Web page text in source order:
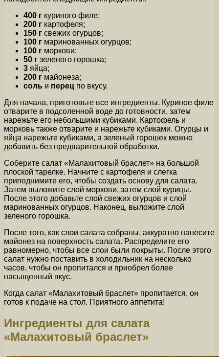
400 г куриного филе;
200 г картофеля;
150 г свежих огурцов;
100 г маринованных огурцов;
100 г моркови;
50 г зеленого горошка;
3 яйца;
200 г майонеза;
соль и перец по вкусу.
Для начала, приготовьте все ингредиенты. Куриное филе
отварите в подсоленной воде до готовности, затем
нарежьте его небольшими кубиками. Картофель и
морковь также отварите и нарежьте кубиками. Огурцы и
яйца нарежьте кубиками, а зеленый горошек можно
добавить без предварительной обработки.
Соберите салат «Малахитовый браслет» на большой
плоской тарелке. Начните с картофеля и слегка
приподнимите его, чтобы создать основу для салата.
Затем выложите слой моркови, затем слой курицы.
После этого добавьте слой свежих огурцов и слой
маринованных огурцов. Наконец, выложите слой
зеленого горошка.
После того, как слои салата собраны, аккуратно нанесите
майонез на поверхность салата. Распределите его
равномерно, чтобы все слои были покрыты. После этого
салат нужно поставить в холодильник на несколько
часов, чтобы он пропитался и приобрел более
насыщенный вкус.
Когда салат «Малахитовый браслет» пропитается, он
готов к подаче на стол. Приятного аппетита!
Ингредиенты для салата
«Малахитовый браслет»